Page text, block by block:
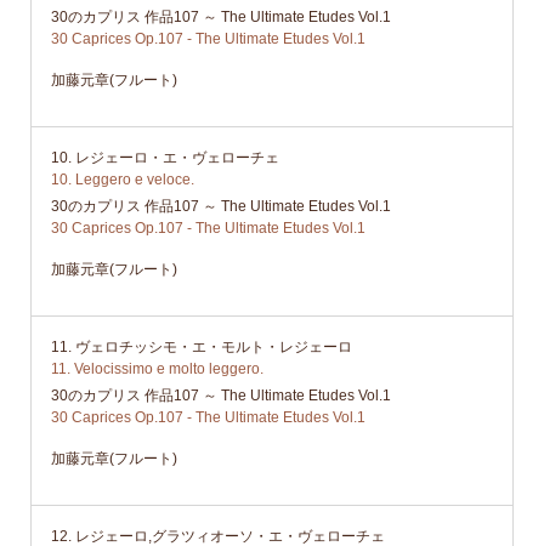
30のカプリス 作品107 ～ The Ultimate Etudes Vol.1
30 Caprices Op.107 - The Ultimate Etudes Vol.1
加藤元章(フルート)
10. レジェーロ・エ・ヴェローチェ
10. Leggero e veloce.
30のカプリス 作品107 ～ The Ultimate Etudes Vol.1
30 Caprices Op.107 - The Ultimate Etudes Vol.1
加藤元章(フルート)
11. ヴェロチッシモ・エ・モルト・レジェーロ
11. Velocissimo e molto leggero.
30のカプリス 作品107 ～ The Ultimate Etudes Vol.1
30 Caprices Op.107 - The Ultimate Etudes Vol.1
加藤元章(フルート)
12. レジェーロ,グラツィオーソ・エ・ヴェローチェ